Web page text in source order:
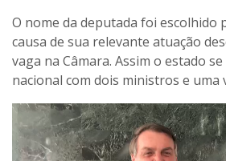
O nome da deputada foi escolhido
causa de sua relevante atuação
vaga na Câmara. Assim o estado
nacional com dois ministros e uma
Tocador
de
vídeo